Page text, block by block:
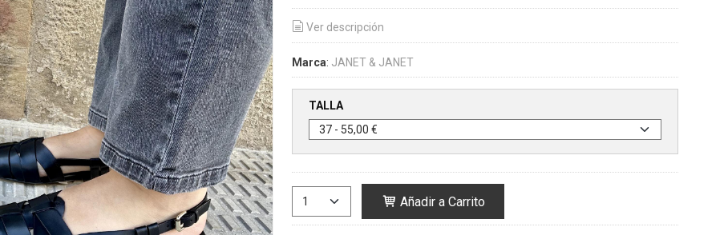
Ver descripción
Marca: JANET & JANET
TALLA
Añadir a Carrito